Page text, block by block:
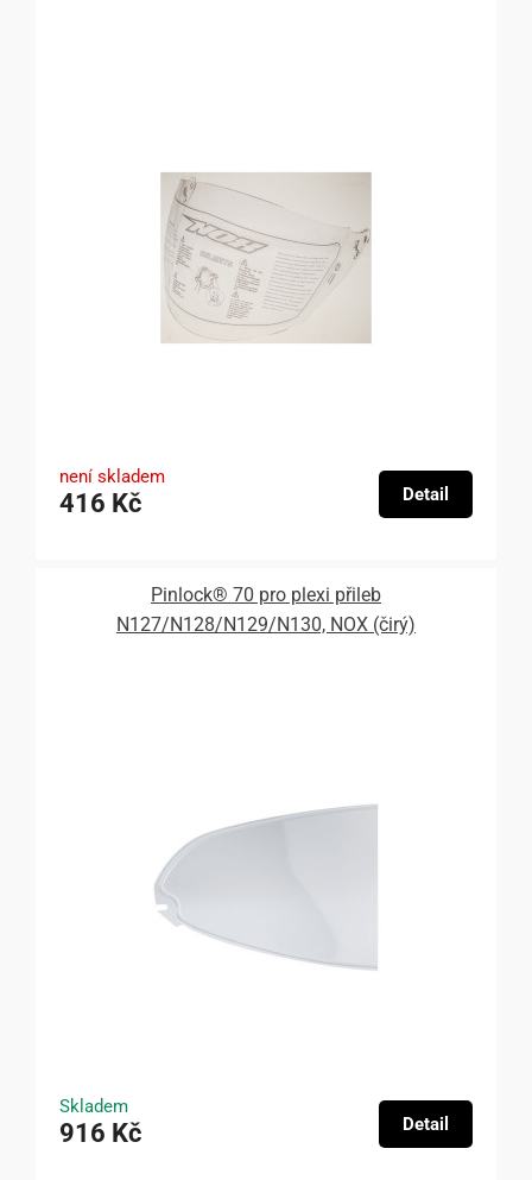
není skladem
416 Kč Detail
Pinlock® 70 pro plexi přileb
N127/N128/N129/N130, NOX (čirý)
Skladem
916 Kč Detail